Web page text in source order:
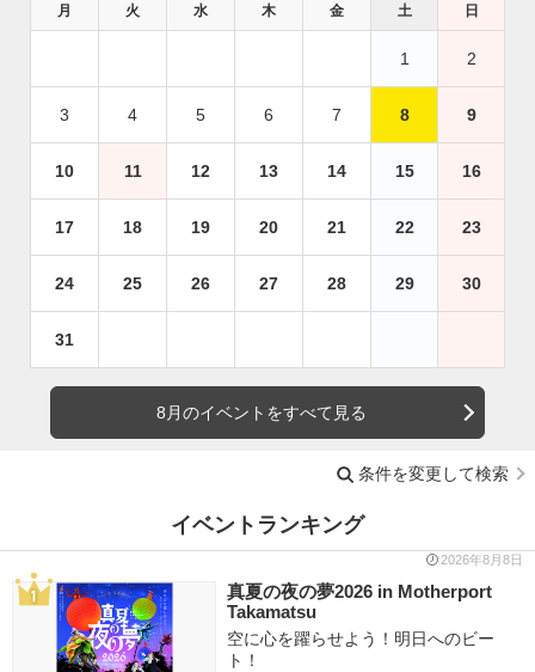
月 火 水 木 金 土 日
1 2
3 4 5 6 7 8 9
10 11 12 13 14 15 16
17 18 19 20 21 22 23
24 25 26 27 28 29 30
31
8月のイベントをすべて見る
条件を変更して検索
イベントランキング
2026年8月8日
真夏の夜の夢2026 in Motherport
Takamatsu
空に心を躍らせよう！明日へのビー
ト！